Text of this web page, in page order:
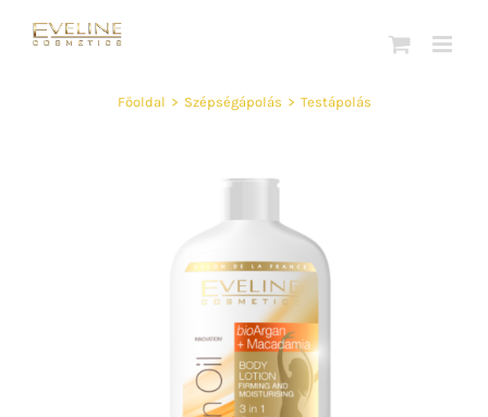
Főoldal > Szépségápolás > Testápolás